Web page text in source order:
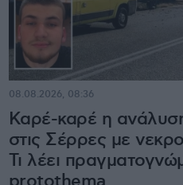
Καρέ-καρέ η
στις Σέρρες με
Τι λέει
08.08.2026, 08:36